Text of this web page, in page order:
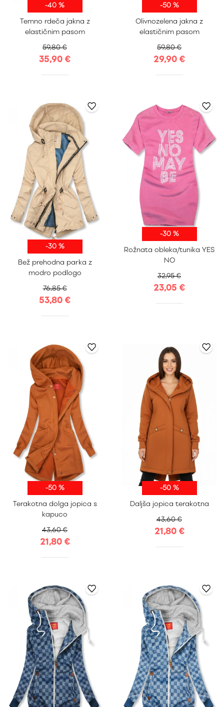
-40 %
Temno rdeča jakna z
elastičnim pasom
59,80 €
35,90 €
S M L
XL
XXL
-50 %
Olivnozelena jakna z
elastičnim pasom
59,80 €
29,90 €
S M L
XL
XXL
-30 %
Bež prehodna parka z
modro podlogo
76,85 €
53,80 €
S M L
XL
XXL
XXXL
-30 %
Rožnata obleka/tunika YES
NO
32,95 €
23,05 €
-50 %
Terakotna dolga jopica s
kapuco
43,60 €
21,80 €
S M L
XL
XXL
-50 %
Daljša jopica terakotna
43,60 €
21,80 €
S M L
XL